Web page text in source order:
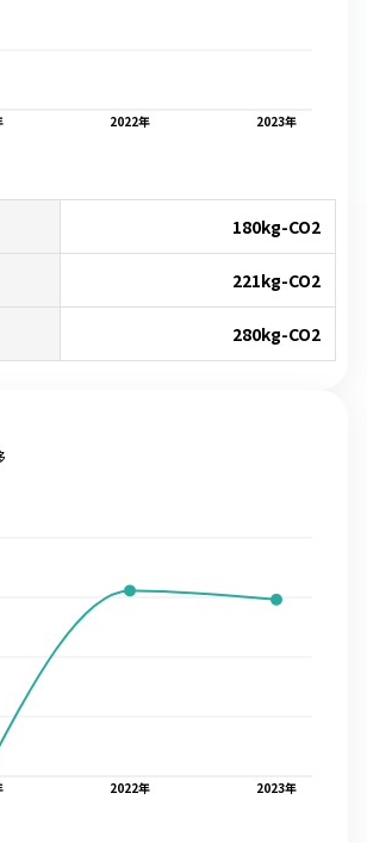
2022年 2023年
180kg-CO2
221kg-CO2
280kg-CO2
2022年 2023年